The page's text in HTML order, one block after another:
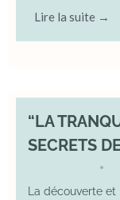
Lire la suite →
“LA
SECRETS
•
La découverte